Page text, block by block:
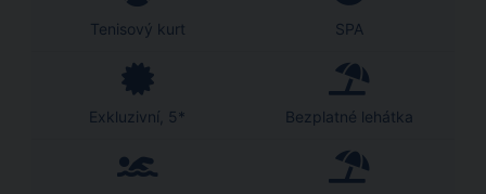
Tenisový kurt SPA
Exkluzivní, 5* Bezplatné lehátka